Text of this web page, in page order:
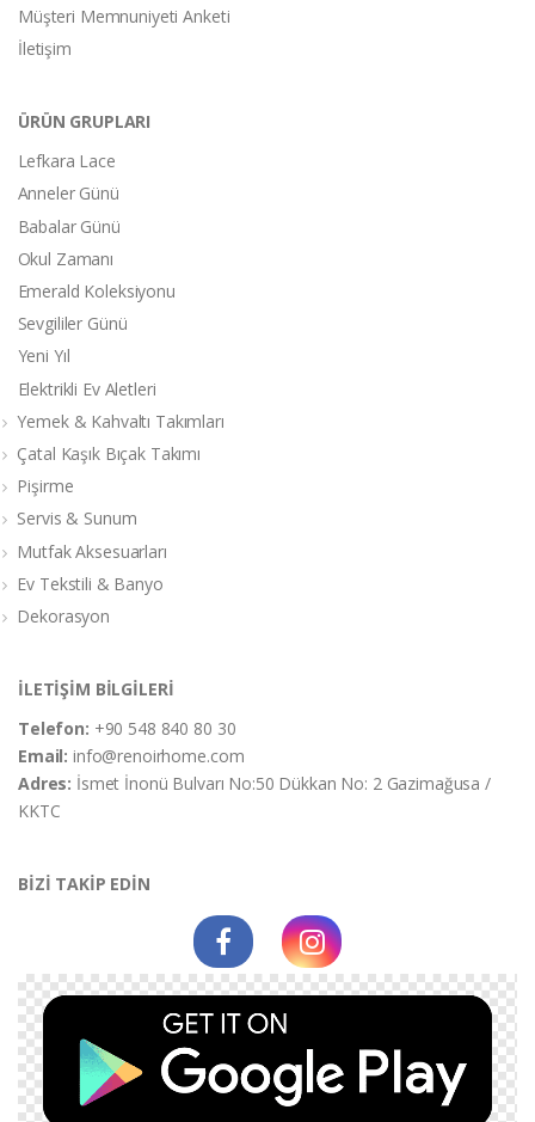
Müşteri Memnuniyeti Anketi
İletişim
ÜRÜN GRUPLARI
Lefkara Lace
Anneler Günü
Babalar Günü
Okul Zamanı
Emerald Koleksiyonu
Sevgililer Günü
Yeni Yıl
Elektrikli Ev Aletleri
Yemek & Kahvaltı Takımları
Çatal Kaşık Bıçak Takımı
Pişirme
Servis & Sunum
Mutfak Aksesuarları
Ev Tekstili & Banyo
Dekorasyon
İLETİŞİM BİLGİLERİ
Telefon: +90 548 840 80 30
Email:info@renoirhome.com
Adres: İsmet İnonü Bulvarı No:50 Dükkan No: 2 Gazimağusa /
KKTC
BİZİ TAKİP EDİN